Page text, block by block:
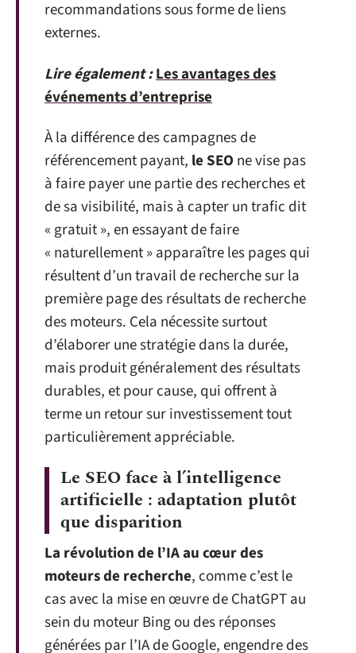
recommandations sous forme de liens
externes.
Lire également :Les avantages des
événements d’entreprise
À la différence des campagnes de
référencement payant, le SEO ne vise pas
à faire payer une partie des recherches et
de sa visibilité, mais à capter un trafic dit
« gratuit », en essayant de faire
« naturellement » apparaître les pages qui
résultent d’un travail de recherche sur la
première page des résultats de recherche
des moteurs. Cela nécessite surtout
d’élaborer une stratégie dans la durée,
mais produit généralement des résultats
durables, et pour cause, qui offrent à
terme un retour sur investissement tout
particulièrement appréciable.
Le SEO face à l’intelligence
artificielle : adaptation plutôt
que disparition
La révolution de l’IA au cœur des
moteurs de recherche, comme c’est le
cas avec la mise en œuvre de ChatGPT au
sein du moteur Bing ou des réponses
générées par l’IA de Google, engendre des